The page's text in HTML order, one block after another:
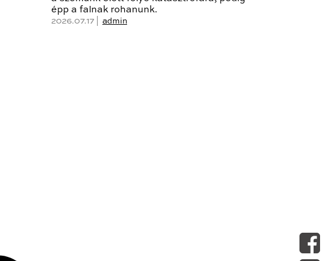
épp a falnak rohanunk.
2026.07.17 | admin